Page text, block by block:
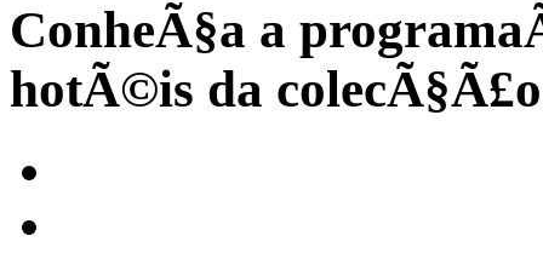
ConheÃ§a a
hotÃ©is da